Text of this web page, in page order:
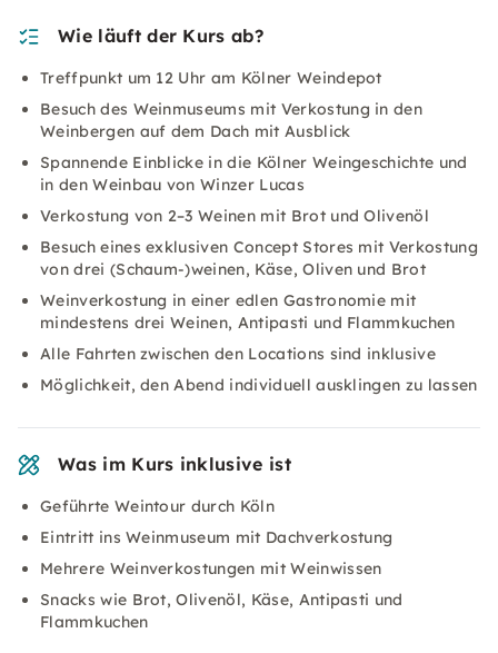
Wie läuft der Kurs ab?
Treffpunkt um 12 Uhr am Kölner Weindepot
Besuch des Weinmuseums mit Verkostung in den
Weinbergen auf dem Dach mit Ausblick
Spannende Einblicke in die Kölner Weingeschichte und
in den Weinbau von Winzer Lucas
Verkostung von 2–3 Weinen mit Brot und Olivenöl
Besuch eines exklusiven Concept Stores mit Verkostung
von drei (Schaum-)weinen, Käse, Oliven und Brot
Weinverkostung in einer edlen Gastronomie mit
mindestens drei Weinen, Antipasti und Flammkuchen
Alle Fahrten zwischen den Locations sind inklusive
Möglichkeit, den Abend individuell ausklingen zu lassen
Was im Kurs inklusive ist
Geführte Weintour durch Köln
Eintritt ins Weinmuseum mit Dachverkostung
Mehrere Weinverkostungen mit Weinwissen
Snacks wie Brot, Olivenöl, Käse, Antipasti und
Flammkuchen